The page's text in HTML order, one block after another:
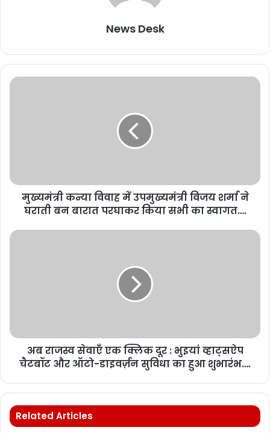
News Desk
मुख्यमंत्री कन्या विवाह में उपमुख्यमंत्री विजय शर्मा ने
घराती बन बारात परघाकर किया सभी का स्वागत….
अब राजस्व सेवाएँ एक क्लिक दूर : भुइयां व्हाट्सऐप
चैटबॉट और ऑटो-डाइवर्ज़न सुविधा का हुआ शुभारंभ….
Related Articles